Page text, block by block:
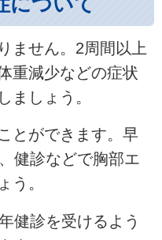
ません。2周間以上
重減少などの症状
ましょう。
とができます。早
健診などで胸部エ
う。
健診を受けるよう